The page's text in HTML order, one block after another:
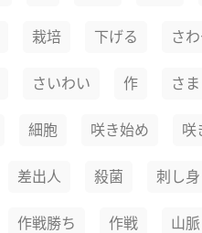
栽培 下げる さ
さいわい 作 さ
細胞 咲き始め 咲
差出人 殺菌 刺し身
作戦勝ち 作戦 山脈